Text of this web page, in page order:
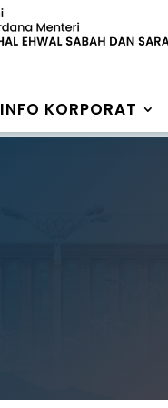
INFO KORPORAT